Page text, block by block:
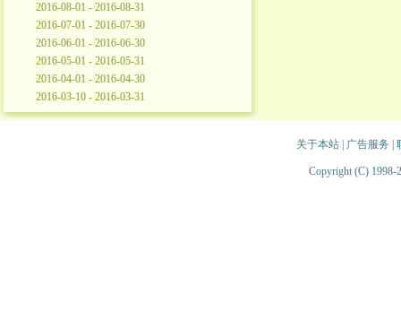
2016-08-01 - 2016-08-31
2016-07-01 - 2016-07-30
2016-06-01 - 2016-06-30
2016-05-01 - 2016-05-31
2016-04-01 - 2016-04-30
2016-03-10 - 2016-03-31
关于本站| 广告服务
Copyright (C) 1998-